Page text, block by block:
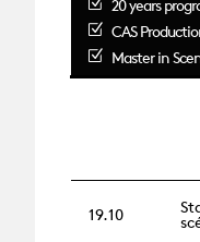
20 years
CAS
Master in
19.10